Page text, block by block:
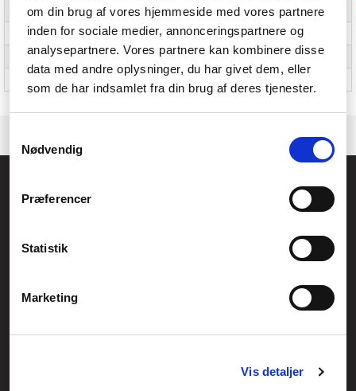
om din brug af vores hjemmeside med vores partnere
inden for sociale medier, annonceringspartnere og
analysepartnere. Vores partnere kan kombinere disse
data med andre oplysninger, du har givet dem, eller
som de har indsamlet fra din brug af deres tjenester.
Nødvendig
Præferencer
Statistik
Marketing
Vis detaljer
AC-adapter inkluderet Nej
Hurtig start guide Ja
Udstødningsstift Ja
CVR.: 26208637
Generelle henvendelser:
Service- og reklamationsafdelingen:
Opret reklamation